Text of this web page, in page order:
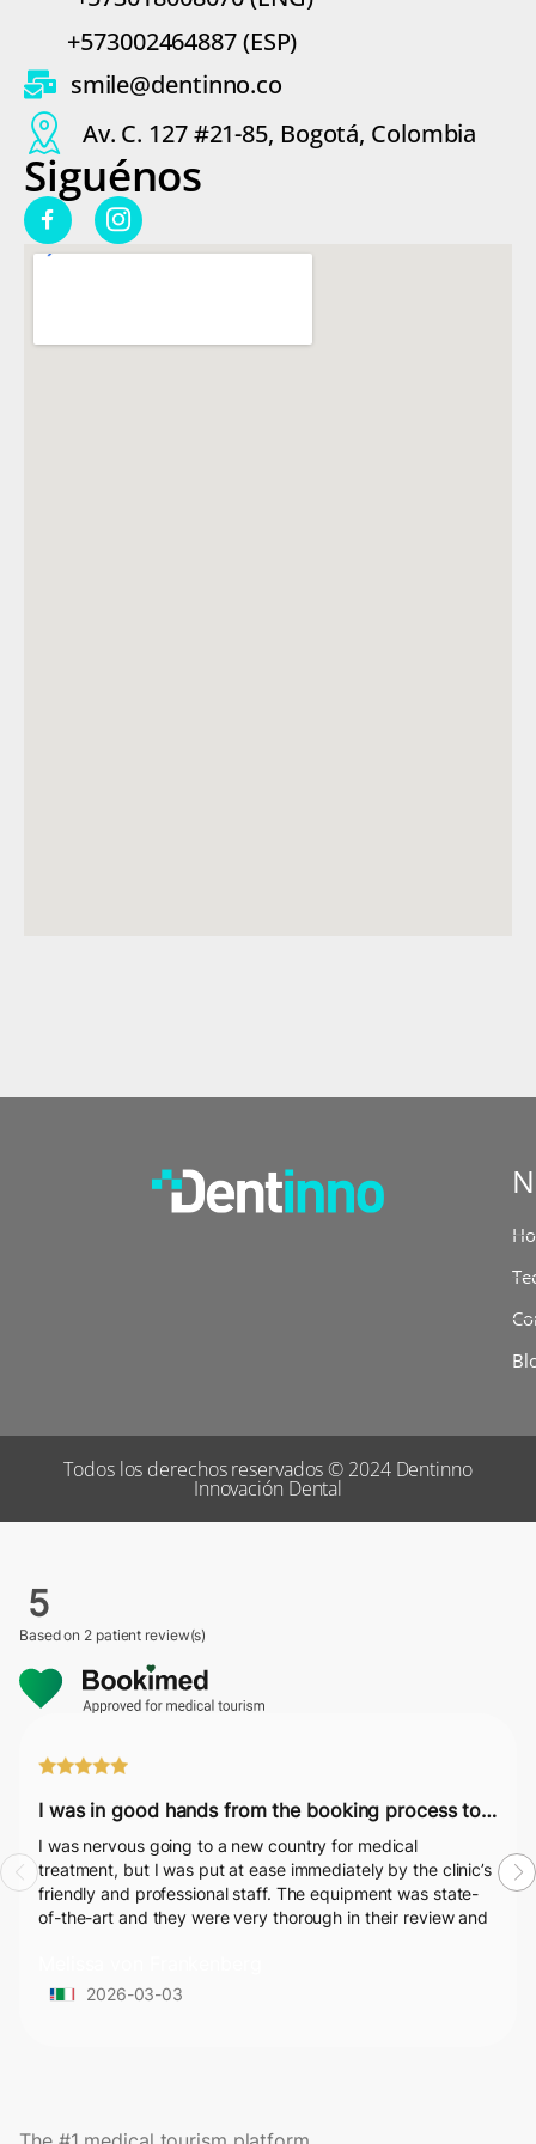
m
e
n
s
a
j
e
e
*
+573002464887 (ESP)
smile@dentinno.co
Av. C. 127 #21-85, Bogotá, Colombia
Siguénos
Todos los derechos reservados © 2024 Dentinno
Innovación Dental
5
Based on 2 patient review(s)
I was in good hands from the booking process to post-surgery.
I was nervous going to a new country for medical
treatment, but I was put at ease immediately by the clinic’s
friendly and professional staff. The equipment was state-
of-the-art and they were very thorough in their review and
from the booking process to post-surgery.
2026-03-03